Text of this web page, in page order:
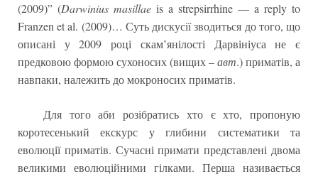
(2009)” (Darwinius masillaeis a strepsirrhine — a reply to
Franzen et al. (2009)… Суть дискусії зводиться до того, що
описані у 2009 році скам’янілості Дарвініуса не є
предковою формою сухоносих (вищих –авт.) приматів, а
навпаки, належить до мокроносих приматів.
Для того аби розібратись хто є хто, пропоную
коротесенький екскурс у глибини систематики та
еволюції приматів. Сучасні примати представлені двома
великими еволюційними гілками. Перша називається